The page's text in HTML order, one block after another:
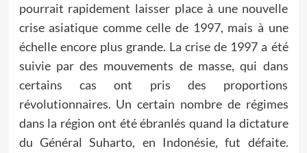
pourrait rapidement laisser place à une nouvelle
crise asiatique comme celle de 1997, mais à une
échelle encore plus grande. La crise de 1997 a été
suivie par des mouvements de masse, qui dans
certains cas ont pris des proportions
révolutionnaires. Un certain nombre de régimes
dans la région ont été ébranlés quand la dictature
du Général Suharto, en Indonésie, fut défaite.